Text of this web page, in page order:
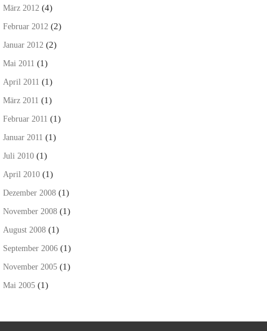
März 2012 (4)
Februar 2012 (2)
Januar 2012 (2)
Mai 2011 (1)
April 2011 (1)
März 2011 (1)
Februar 2011 (1)
Januar 2011 (1)
Juli 2010 (1)
April 2010 (1)
Dezember 2008 (1)
November 2008 (1)
August 2008 (1)
September 2006 (1)
November 2005 (1)
Mai 2005 (1)